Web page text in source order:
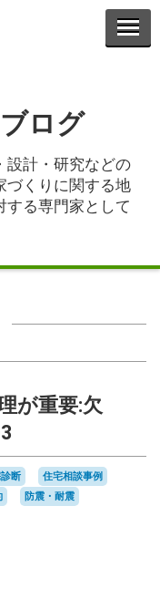
ログ
設計・研究などの
づくりに関する地
する専門家として
が重要:欠
断
住宅相談事例
防震・耐震